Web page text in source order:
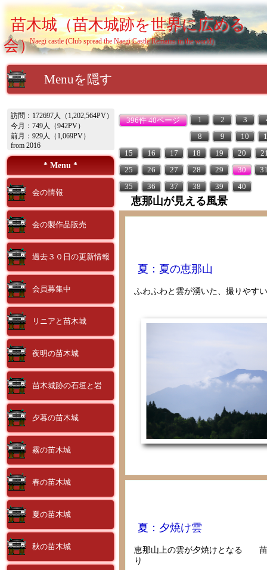
苗木城（苗木城跡を世界に広める
会）Naegi castle (Club spread the Naegi Castle Remains in the world)
Menuを隠す
訪問：172697人（1,202,564PV）
今月：749人（942PV）
前月：929人（1,069PV）
from 2016
* Menu *
会の情報
会の製作品販売
過去３０日の更新情報
会員募集中
リニアと苗木城
夜明の苗木城
苗木城跡の石垣と岩
夕暮の苗木城
霧の苗木城
春の苗木城
夏の苗木城
秋の苗木城
396件 40ページ 1 2 3
8
9 10
15
16 17 18 19 20
25
26 27 28 29 30
35
36 37 38 39 40
恵那山が見える風景
夏：夏の恵那山
ふわふわと雲が湧いた、撮りやす
夏：夕焼け雲
恵那山上の雲が夕焼けとなる 苗
り